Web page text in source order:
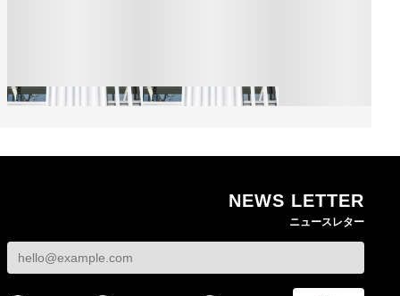
HD 被災経緯を書面で
発表
オンワードHDが緊急時
に貴重品の常時携行を
【トップに聞く
オンワードHD保元道
NEWS LETTER
ニュースレター